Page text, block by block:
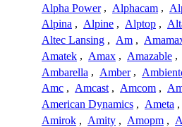
Alpha Power , Alphacam ,
Alpina , Alpine , Alptop ,
Altec Lansing , Am ,
Amatek , Amax , Amazable ,
Ambarella , Amber ,
Amc , Amcast , Amcom ,
American Dynamics , Ameta ,
Amirok , Amity , Amopm ,